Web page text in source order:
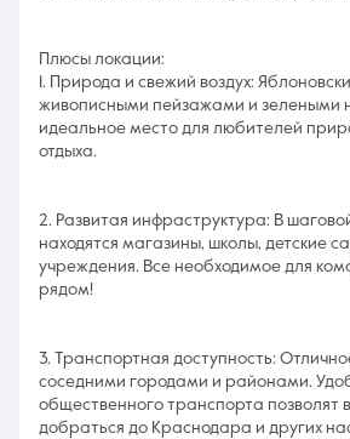
Плюсы локации:
1. Природа и свежий воздух:
живописными пейзажами и зелеными
идеальное место для любителей
отдыха.
2. Развитая инфраструктура: В
находятся магазины, школы, детские
учреждения. Все необходимое для
рядом!
3. Транспортная доступность:
соседними городами и районами.
общественного транспорта позволят
добраться до Краснодара и других